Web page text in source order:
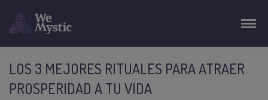
LOS 3 MEJORES RITUALES PARA ATRAER
PROSPERIDAD A TU VIDA